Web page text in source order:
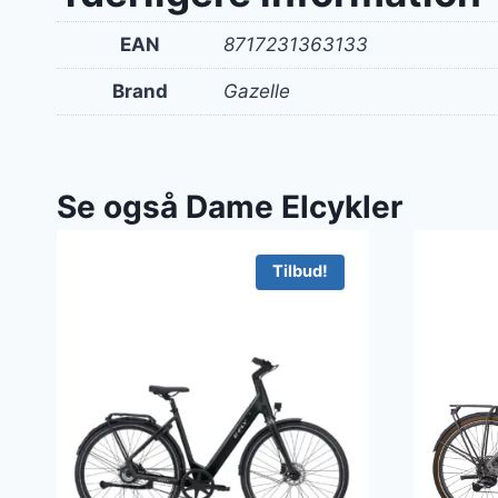
EAN 8717231363133
Brand Gazelle
Se også Dame Elcykler
Tilbud!